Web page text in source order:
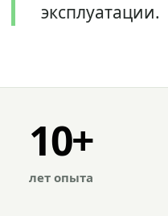
эксплуатации.
10+
лет опыта